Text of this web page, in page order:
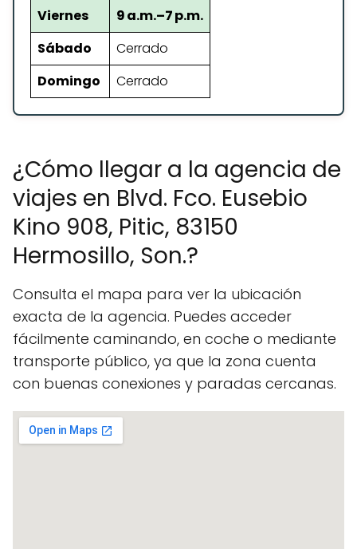
Viernes
9 a.m.–7 p.m.
Sábado
Cerrado
Domingo
Cerrado
¿Cómo llegar a la agencia de
viajes en Blvd. Fco. Eusebio
Kino 908, Pitic, 83150
Hermosillo, Son.?
Consulta el mapa para ver la ubicación
exacta de la agencia. Puedes acceder
fácilmente caminando, en coche o mediante
transporte público, ya que la zona cuenta
con buenas conexiones y paradas cercanas.